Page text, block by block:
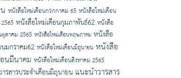
หนังสือใหม่เดือนกรกกาคม 65 หนังสือใหม่เดือน
หนังสือใหม่เดือนกุมภาพันธ์62 หนังสือ
ตุลาคม 2565 หนังสือใหม่เดือนพฤษภาคม หนังสือ
มกราคม62 หนังสือใหม่เดือนมิถุนายน หนังสือ
นมีนาคม หนังสือใหม่เดือนสิงหาคม 2565
รสารประจำเดือนมิถุนายน แนะนำวารสาร